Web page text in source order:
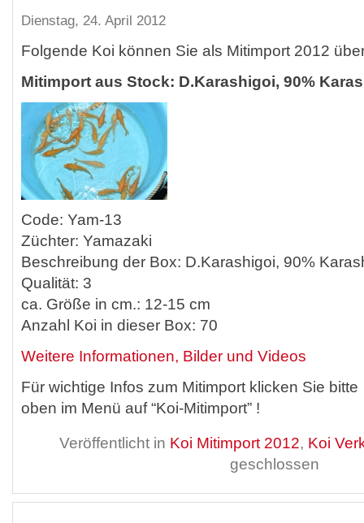
Dienstag, 24. April 2012
Folgende Koi können Sie als Mitimport 2012
Mitimport aus Stock: D.Karashigoi, 90%
Code: Yam-13
Züchter: Yamazaki
Beschreibung der Box: D.Karashigoi, 90%
Qualität: 3
ca. Größe in cm.: 12-15 cm
Anzahl Koi in dieser Box: 70
Weitere Informationen, Bilder und Videos
Für wichtige Infos zum Mitimport klicken Sie bitte
oben im Menü auf “Koi-Mitimport” !
Veröffentlicht in Koi Mitimport 2012, Koi
geschlossen